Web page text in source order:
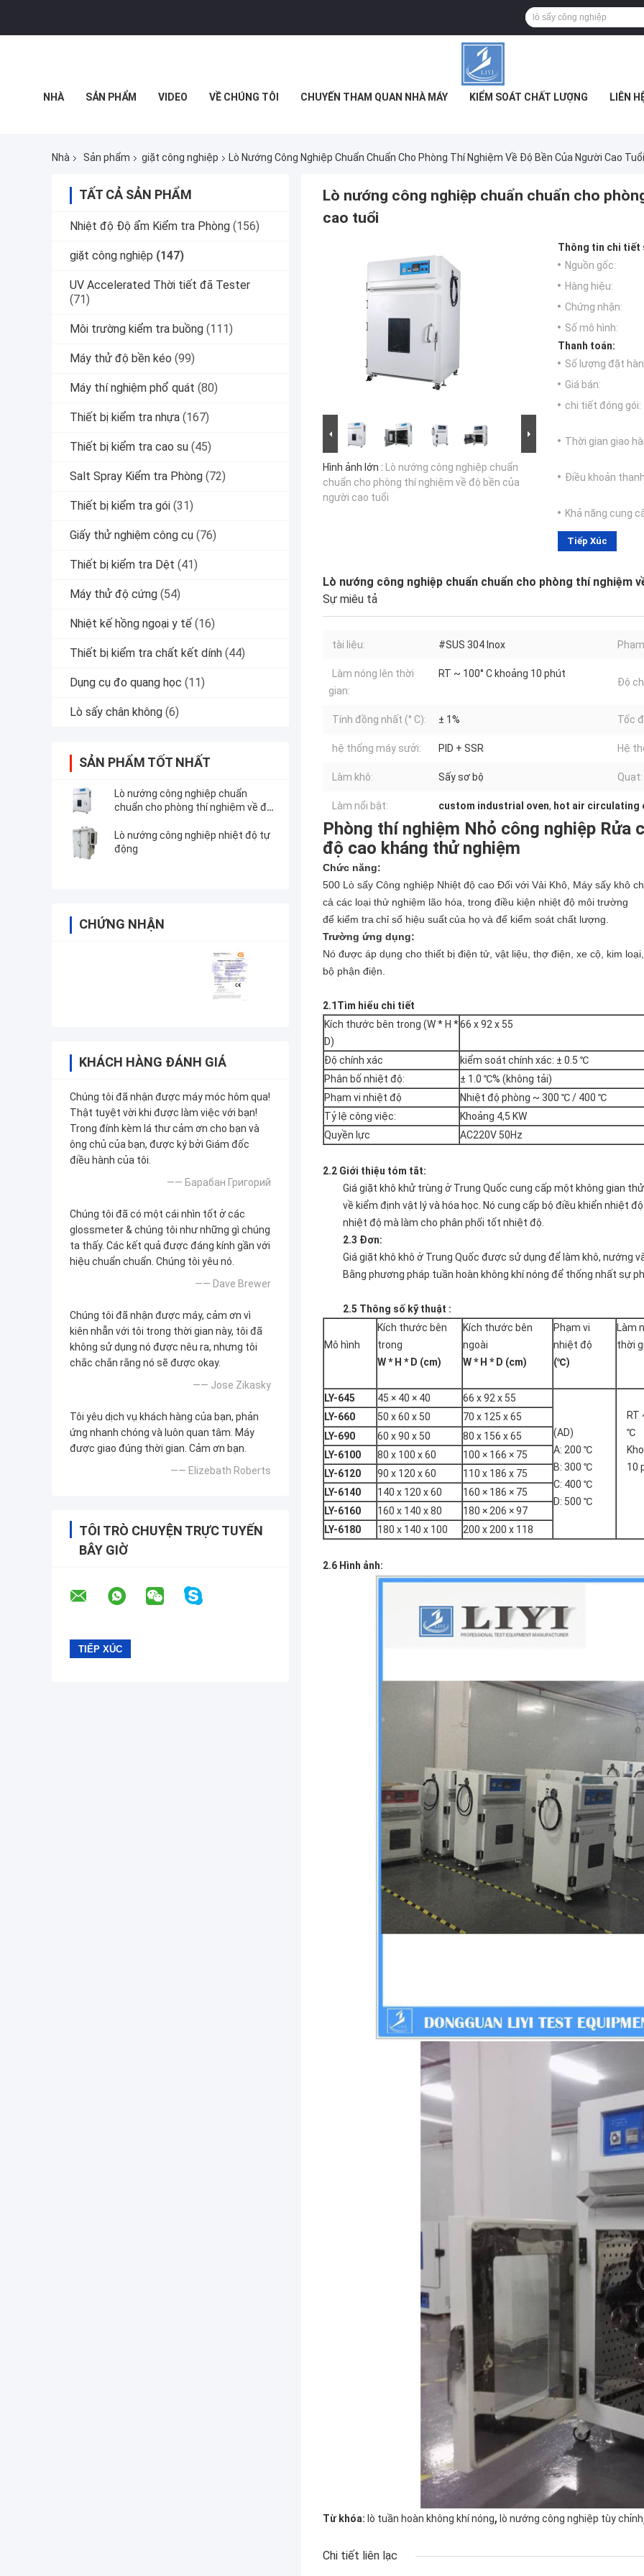
NHÀ SẢN PHẨM VIDEO VỀ CHÚNG TÔI CHUYẾN THAM QUAN NHÀ MÁY KIỂM SOÁT CHẤT LƯỢNG LIÊN
Nhà Sản phẩm giặt công nghiệp Lò Nướng Công Nghiệp Chuẩn Chuẩn Cho Phòng Thí Nghiệm Về Độ Bền Của Người Cao Tuổi
TẤT CẢ SẢN PHẨM
Nhiệt độ Độ ẩm Kiểm tra Phòng (156)
giặt công nghiệp (147)
UV Accelerated Thời tiết đã Tester
(71)
Môi trường kiểm tra buồng (111)
Máy thử độ bền kéo (99)
Máy thí nghiệm phổ quát (80)
Thiết bị kiểm tra nhựa (167)
Thiết bị kiểm tra cao su (45)
Salt Spray Kiểm tra Phòng (72)
Thiết bị kiểm tra gói (31)
Giấy thử nghiệm công cụ (76)
Thiết bị kiểm tra Dệt (41)
Máy thử độ cứng (54)
Nhiệt kế hồng ngoại y tế (16)
Thiết bị kiểm tra chất kết dính (44)
Dụng cụ đo quang học (11)
Lò sấy chân không (6)
SẢN PHẨM TỐT NHẤT
Lò nướng công nghiệp chuẩn
chuẩn cho phòng thí nghiệm về độ
Lò nướng công nghiệp nhiệt độ tự
động
CHỨNG NHẬN
KHÁCH HÀNG ĐÁNH GIÁ
Chúng tôi đã nhận được máy móc hôm qua!
Thật tuyệt vời khi được làm việc với bạn!
Trong đính kèm lá thư cảm ơn cho bạn và
ông chủ của bạn, được ký bởi Giám đốc
điều hành của tôi.
—— Барабан Григорий
Chúng tôi đã có một cái nhìn tốt ở các
glossmeter & chúng tôi như những gì chúng
ta thấy. Các kết quả được đáng kính gần với
hiệu chuẩn chuẩn. Chúng tôi yêu nó.
—— Dave Brewer
Chúng tôi đã nhận được máy, cảm ơn vì
kiên nhẫn với tôi trong thời gian này, tôi đã
không sử dụng nó được nêu ra, nhưng tôi
chắc chắn rằng nó sẽ được okay.
—— Jose Zikasky
Tôi yêu dịch vụ khách hàng của bạn, phản
ứng nhanh chóng và luôn quan tâm. Máy
được giao đúng thời gian. Cảm ơn bạn.
—— Elizebath Roberts
TÔI TRÒ CHUYỆN TRỰC TUYẾN
BÂY GIỜ
Lò nướng công nghiệp chuẩn chuẩn cho
cao tuổi
Hình ảnh lớn : Lò nướng công nghiệp chuẩn
chuẩn cho phòng thí nghiệm về độ bền của
người cao tuổi
Thông tin chi tiết
Nguồn gốc:
Hàng hiệu:
Chứng nhận:
Số mô hình:
Thanh toán:
Số lượng đặt
Giá bán:
chi tiết đóng gói:
Thời gian giao
Điều khoản
Khả năng cung
Tiếp Xúc
Lò nướng công nghiệp chuẩn chuẩn cho phòng thí nghiệm
Sự miêu tả
tài liệu: #SUS 304 Inox
Làm nóng lên thời
gian:
RT ~ 100° C khoảng 10 phút
Độ
Tính đồng nhất (° C): ± 1% Tốc
hệ thống máy sưởi: PID + SSR Hệ
Làm khô: Sấy sơ bộ Quạt:
Làm nổi bật: custom industrial oven, hot air circulating
Phòng thí nghiệm Nhỏ công nghiệp Rửa
độ cao kháng thử nghiệm
Chức năng:
500 Lò sấy Công nghiệp Nhiệt độ cao Đối với Vải Khô, Máy sấy khô
cả các loại thử nghiệm lão hóa, trong điều kiện nhiệt độ môi trường
để kiểm trachỉ số hiệu suấtcủa họvà để kiểm soát chất lượng.
Trường ứng dụng:
Nó được áp dụng cho thiết bị điện tử, vật liệu, thợ điện, xe cộ, kim
bộ phận điện.
2.1Tìm hiểu chi tiết
Kích thước bên trong (W * H *
D)
66 x 92 x 55
Độ chính xác
kiểm soát chính xác: ± 0.5 ℃
Phân bố nhiệt độ:
± 1.0 ℃% (không tải)
Phạm vi nhiệt độ
Nhiệt độ phòng ~ 300 ℃ / 400 ℃
Tỷ lệ công việc:
Khoảng 4,5 KW
Quyền lực
AC220V 50Hz
2.2 Giới thiệu tóm tắt:
Giá giặt khô khử trùng ở Trung Quốc cung cấp một không gian
về kiểm định vật lý và hóa học. Nó cung cấp bộ điều khiển nhiệt
nhiệt độ mà làm cho phân phối tốt nhiệt độ.
2.3 Đơn:
Giá giặt khô khô ở Trung Quốc được sử dụng để làm khô, nướng
Bằng phương pháp tuần hoàn không khí nóng để thống nhất sự
2.5 Thông số kỹ thuật :
Mô hình
Kích thước bên
trong
W * H * D (cm)
Kích thước bên
ngoài
W * H * D (cm)
Phạm vi
nhiệt độ
(℃)
Làm
thời
LY-645 45 × 40 × 40 66 x 92 x 55
(AD)
A: 200 ℃
B: 300 ℃
C: 400 ℃
D: 500 ℃
RT
℃
10
LY-660
50 x 60 x 50 70 x 125 x 65
LY-690
60 x 90 x 50 80 x 156 x 65
LY-6100
80 x 100 x 60 100 × 166 × 75
LY-6120
90 x 120 x 60 110 x 186 x 75
LY-6140
140 x 120 x 60 160 × 186 × 75
LY-6160
160 x 140 x 80 180 × 206 × 97
LY-6180
180 x 140 x 100 200 x 200 x 118
2.6 Hình ảnh:
Từ khóa: lò tuần hoàn không khí nóng, lò nướng công nghiệp tùy chỉnh
Chi tiết liên lạc